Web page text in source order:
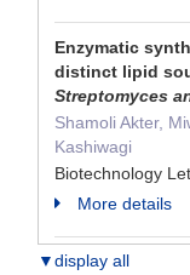
Enzymatic
distinct lipid
Streptomyces
Shamoli Akter,
Kashiwagi
Biotechnology
More details
▼display all